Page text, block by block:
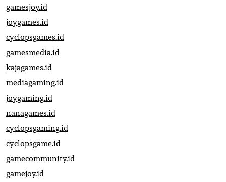
gamesjoy.id
joygames.id
cyclopsgames.id
gamesmedia.id
kajagames.id
mediagaming.id
joygaming.id
nanagames.id
cyclopsgaming.id
cyclopsgame.id
gamecommunity.id
gamejoy.id